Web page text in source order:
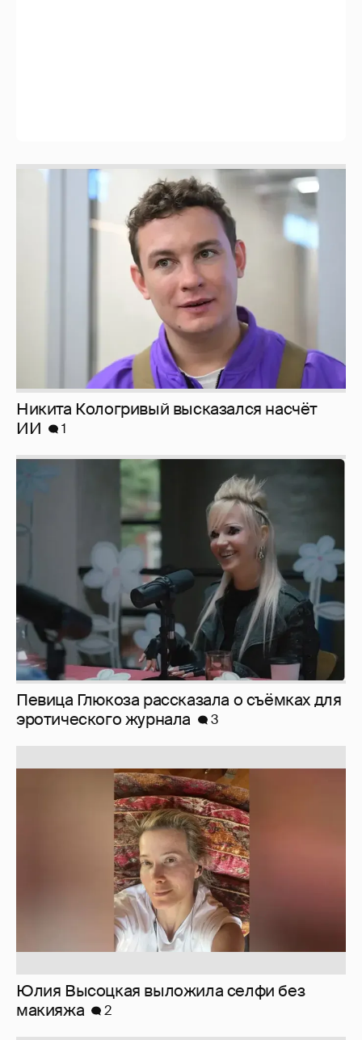
Никита Кологривый высказался насчёт
Певица Глюкоза рассказала о съёмках для
эротического журнала
3
Юлия Высоцкая выложила селфи без